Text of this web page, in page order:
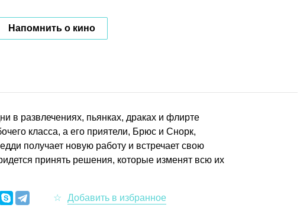
Напомнить о кино
в развлечениях, пьянках, драках и флирте
класса, а его приятели, Брюс и Снорк,
получает новую работу и встречает свою
принять решения, которые изменят всю их